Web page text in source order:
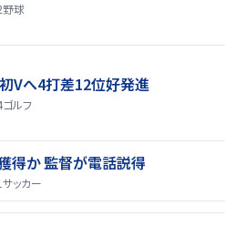
野球
Vへ4打差12位好発進
ゴルフ
獲得か 監督が電話説得
サッカー